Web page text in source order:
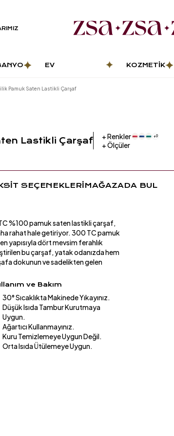
EV
KOZMETIK
Pamuk Saten Lastikli Çarşaf
Lastikli Çarşaf +Renkler +9
+Ölçüler
SEÇENEKLERİMAĞAZADA BUL
%100 pamuk saten lastikli çarşaf,
rahat hale getiriyor. 300 TC pamuk
yapısıyla dört mevsim ferahlık
bu çarşaf, yatak odanızda hem
dokunun ve sadelikten gelen
ve Bakım
30° Sıcaklıkta Makinede Yıkayınız.
Düşük Isıda Tambur Kurutmaya
Uygun.
Ağartıcı Kullanmayınız.
Kuru Temizlemeye Uygun Değil.
Orta Isıda Ütülemeye Uygun.